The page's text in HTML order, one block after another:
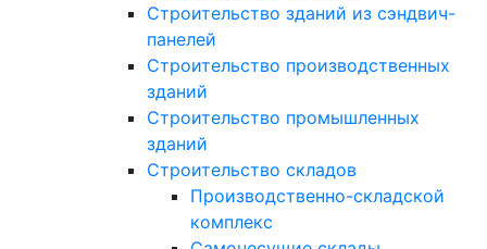
Строительство зданий из сэндвич-
панелей
Строительство производственных
зданий
Строительство промышленных
зданий
Строительство складов
Производственно-складской
комплекс